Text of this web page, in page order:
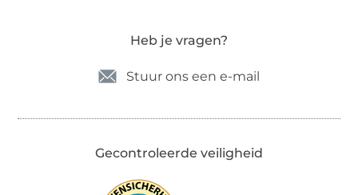
Heb je vragen?
Stuur ons een e-mail
Gecontroleerde veiligheid